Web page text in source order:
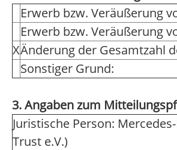
Erwerb bzw. Veräußerung
Erwerb bzw. Veräußerung
XÄnderung der Gesamtzahl
Sonstiger Grund:
3. Angaben zum
Juristische Person:
Trust e.V.)